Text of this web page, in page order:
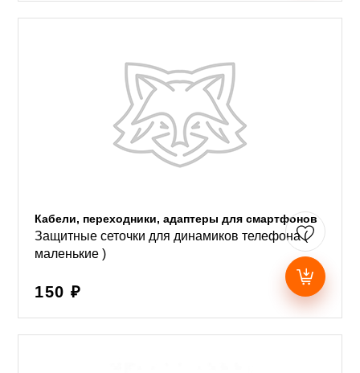
Кабели, переходники, адаптеры для смартфонов
Защитные сеточки для динамиков телефона (
маленькие )
150 ₽